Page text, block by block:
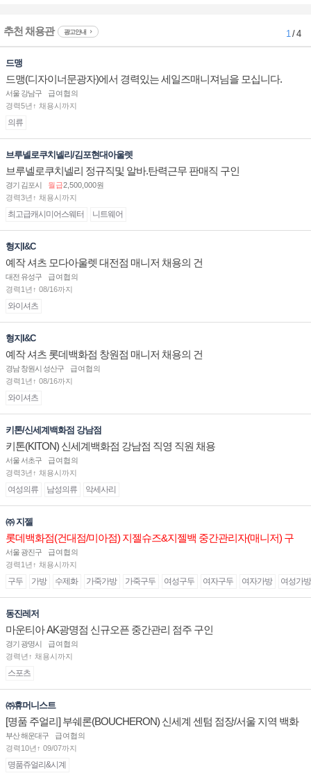
추천 채용관 광고안내 1/ 4
드맹
드맹(디자이너문광자)에서 경력있는 세일즈매니져님을 모십니다.
서울 강남구
급여협의
경력5년↑ 채용시까지
의류
브루넬로쿠치넬리/김포현대아울렛
브루넬로쿠치넬리 정규직및 알바.탄력근무 판매직 구인
경기 김포시 월급2,500,000원
경력3년↑ 채용시까지
최고급캐시미어스웨터 니트웨어
형지I&C
예작 셔츠 모다아울렛 대전점 매니저 채용의 건
대전 유성구
급여협의
경력1년↑ 08/16까지
와이셔츠
형지I&C
예작 셔츠 롯데백화점 창원점 매니저 채용의 건
경남 창원시 성산구
급여협의
경력1년↑ 08/16까지
와이셔츠
키톤/신세계백화점 강남점
키톤(KITON) 신세계백화점 강남점 직영 직원 채용
서울 서초구
급여협의
경력3년↑ 채용시까지
여성의류 남성의류 악세사리
㈜ 지젤
롯데백화점(건대점/미아점) 지젤슈즈&지젤백 중간관리자(매니저) 구
인합니다
서울 광진구
급여협의
경력1년↑ 채용시까지
구두 가방 수제화 가죽가방 가죽구두 여성구두 여자구두 여자가방 여성가방
동진레저
마운티아 AK광명점 신규오픈 중간관리 점주 구인
경기 광명시
급여협의
경력년↑ 채용시까지
스포츠
㈜휴머니스트
[명품 주얼리] 부쉐론(BOUCHERON) 신세계 센텀 점장/서울 지역 백화
점 판매사원 채용
부산 해운대구
급여협의
경력10년↑ 09/07까지
명품쥬얼리&시계